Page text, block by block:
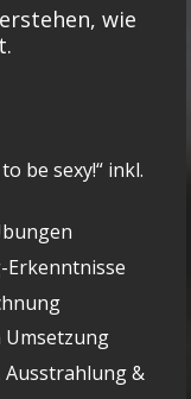
wie
be sexy!“ inkl.
&